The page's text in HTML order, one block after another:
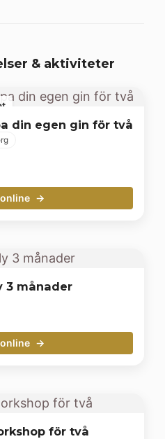
& aktiviteter
din egen gin för två
3 månader
för två